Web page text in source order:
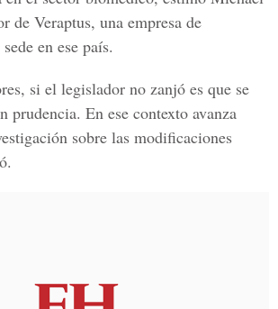
de Veraptus, una empresa de
en ese país.
si el legislador no zanjó es que se
prudencia. En ese contexto avanza
sobre las modificaciones